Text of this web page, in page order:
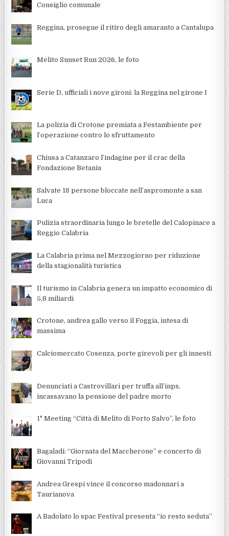
Consiglio comunale
Reggina, prosegue il ritiro degli amaranto a Cantalupa
Melito Sunset Run 2026, le foto
Serie D, ufficiali i nove gironi: la Reggina nel girone I
La polizia di Crotone premiata a Festambiente per
l’operazione contro lo sfruttamento
Chiusa a Catanzaro l’indagine per il crac della
Fondazione Betania
Salvate 18 persone bloccate nell’aspromonte a san
Luca
Pulizia straordinaria lungo le bretelle del Calopinace a
Reggio Calabria
La Calabria prima nel Mezzogiorno per riduzione
della stagionalità turistica
Il turismo in Calabria genera un impatto economico di
5,8 miliardi
Crotone, andrea gallo verso il Foggia, intesa di
massima
Calciomercato Cosenza, porte girevoli per gli innesti
Denunciati a Castrovillari per truffa all’inps,
incassavano la pensione del padre morto
1° Meeting “Città di Melito di Porto Salvo”, le foto
Bagaladi: “Giornata del Maccherone” e concerto di
Giovanni Tripodi
Andrea Grespi vince il concorso madonnari a
Taurianova
A Badolato lo spac Festival presenta “io resto seduta”